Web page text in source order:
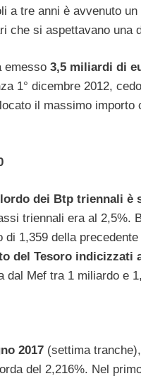
a tre anni è avvenuto un
che si aspettavano una
emesso 3,5 miliardi di
1° dicembre 2012,
il massimo
dei Btp triennali è
triennali era al 2,5%.
1,359 della
del Tesoro indicizzati
Mef tra 1 miliardo e
2017 (settima
del 2,216%. Nel